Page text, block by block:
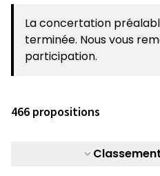
La concertation
terminée. Nous vous
participation.
466 propositions